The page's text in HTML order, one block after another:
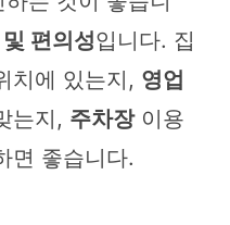
편의성입니다. 집
치에 있는지, 영업
는지, 주차장이용
면 좋습니다.